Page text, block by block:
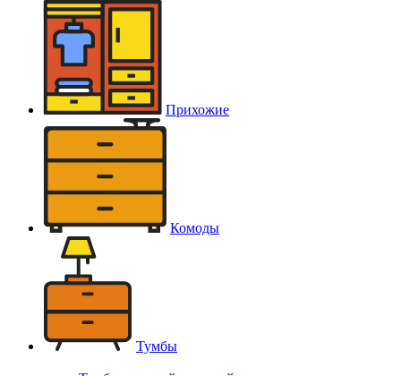
Прихожие
Комоды
Тумбы